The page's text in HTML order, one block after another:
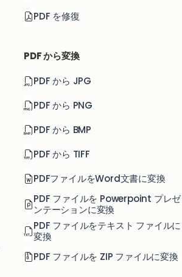
PDF を修復
PDF から変換
PDF から JPG
PDF から PNG
PDF から BMP
PDF から TIFF
PDFファイルをWord文書に変換
PDF ファイルを Powerpoint プレゼ
ンテーションに変換
PDF ファイルをテキスト ファイルに
変換
PDF ファイルを ZIP ファイルに変換